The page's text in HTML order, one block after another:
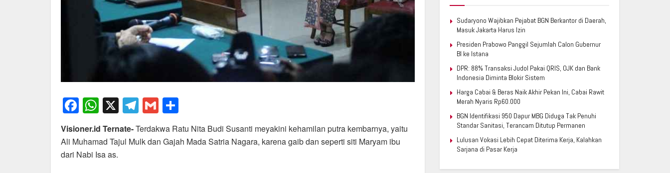
F
a
c
e
W
h
at
s
X T
el
e
G
m
ail
h
ar
Visioner.id Ternate-Terdakwa Ratu Nita Budi Susanti meyakini kehamilan putra kembarnya, yaitu
Ali Muhamad Tajul Mulk dan Gajah Mada Satria Nagara, karena gaib dan seperti siti Maryam ibu
dari Nabi Isa as.
Sudaryono Wajibkan Pejabat BGN Berkantor di Daerah,
Masuk Jakarta Harus Izin
Presiden Prabowo Panggil Sejumlah Calon Gubernur
BI ke Istana
DPR: 88% Transaksi Judol Pakai QRIS, OJK dan Bank
Indonesia Diminta Blokir Sistem
Harga Cabai & Beras Naik Akhir Pekan Ini, Cabai Rawit
Merah Nyaris Rp60.000
BGN Identifikasi 950 Dapur MBG Diduga Tak Penuhi
Standar Sanitasi, Terancam Ditutup Permanen
Lulusan Vokasi Lebih Cepat Diterima Kerja, Kalahkan
Sarjana di Pasar Kerja